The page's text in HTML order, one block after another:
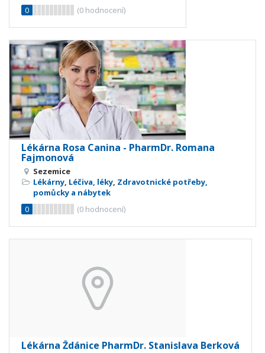
0
(0 hodnocení)
Lékárna Rosa Canina - PharmDr. Romana
Fajmonová
Sezemice
Lékárny, Léčiva, léky, Zdravotnické potřeby,
pomůcky a nábytek
0
(0 hodnocení)
Lékárna Ždánice PharmDr. Stanislava Berková